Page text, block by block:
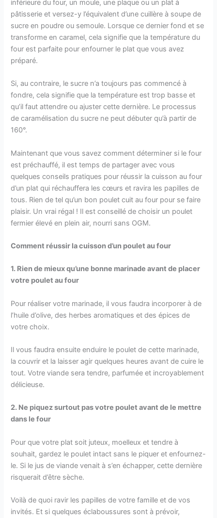
inférieure du four, un moule, une plaque ou un plat à
pâtisserie et versez-y l’équivalent d’une cuillère à soupe de
sucre en poudre ou semoule. Lorsque ce dernier fond et se
transforme en caramel, cela signifie que la température du
four est parfaite pour enfourner le plat que vous avez
préparé.
Si, au contraire, le sucre n’a toujours pas commencé à
fondre, cela signifie que la température est trop basse et
qu’il faut attendre ou ajuster cette dernière. Le processus
de caramélisation du sucre ne peut débuter qu’à partir de
160°.
Maintenant que vous savez comment déterminer si le four
est préchauffé, il est temps de partager avec vous
quelques conseils pratiques pour réussir la cuisson au four
d’un plat qui réchauffera les cœurs et ravira les papilles de
tous. Rien de tel qu’un bon poulet cuit au four pour se faire
plaisir. Un vrai régal ! Il est conseillé de choisir un poulet
fermier élevé en plein air, nourri sans OGM.
Comment réussir la cuisson d’un poulet au four
1. Rien de mieux qu’une bonne marinade avant de placer
votre poulet au four
Pour réaliser votre marinade, il vous faudra incorporer à de
l’huile d’olive, des herbes aromatiques et des épices de
votre choix.
Il vous faudra ensuite enduire le poulet de cette marinade,
la couvrir et la laisser agir quelques heures avant de cuire le
tout. Votre viande sera tendre, parfumée et incroyablement
délicieuse.
2. Ne piquez surtout pas votre poulet avant de le mettre
dans le four
Pour que votre plat soit juteux, moelleux et tendre à
souhait, gardez le poulet intact sans le piquer et enfournez-
le. Si le jus de viande venait à s’en échapper, cette dernière
risquerait d’être sèche.
Voilà de quoi ravir les papilles de votre famille et de vos
invités. Et si quelques éclaboussures sont à prévoir,